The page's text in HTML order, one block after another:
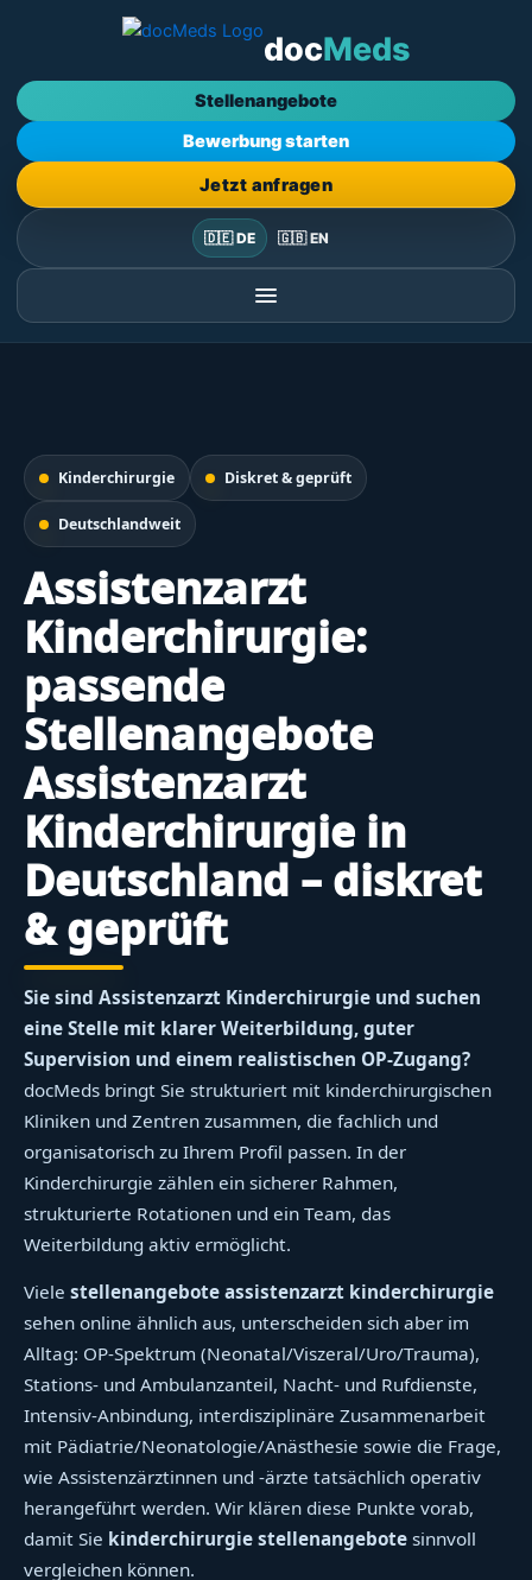
docMeds
Stellenangebote
Bewerbung starten
Jetzt anfragen
🇩🇪 DE 🇬🇧 EN
Kinderchirurgie Diskret & geprüft
Deutschlandweit
Assistenzarzt
Kinderchirurgie:
passende
Stellenangebote
Assistenzarzt
Kinderchirurgie in
Deutschland – diskret
& geprüft
Sie sind Assistenzarzt Kinderchirurgie und suchen
eine Stelle mit klarer Weiterbildung, guter
Supervision und einem realistischen OP-Zugang?
docMeds bringt Sie strukturiert mit kinderchirurgischen
Kliniken und Zentren zusammen, die fachlich und
organisatorisch zu Ihrem Profil passen. In der
Kinderchirurgie zählen ein sicherer Rahmen,
strukturierte Rotationen und ein Team, das
Weiterbildung aktiv ermöglicht.
Viele stellenangebote assistenzarzt kinderchirurgie
sehen online ähnlich aus, unterscheiden sich aber im
Alltag: OP-Spektrum (Neonatal/Viszeral/Uro/Trauma),
Stations- und Ambulanzanteil, Nacht- und Rufdienste,
Intensiv-Anbindung, interdisziplinäre Zusammenarbeit
mit Pädiatrie/Neonatologie/Anästhesie sowie die Frage,
wie Assistenzärztinnen und -ärzte tatsächlich operativ
herangeführt werden. Wir klären diese Punkte vorab,
damit Sie kinderchirurgie stellenangebote sinnvoll
vergleichen können.